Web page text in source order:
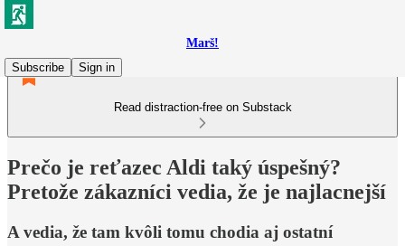
Marš!
Subscribe
Sign in
Read distraction-free on Substack
Prečo je reťazec Aldi taký úspešný?
Pretože zákazníci vedia, že je najlacnejší
A vedia, že tam kvôli tomu chodia aj ostatní